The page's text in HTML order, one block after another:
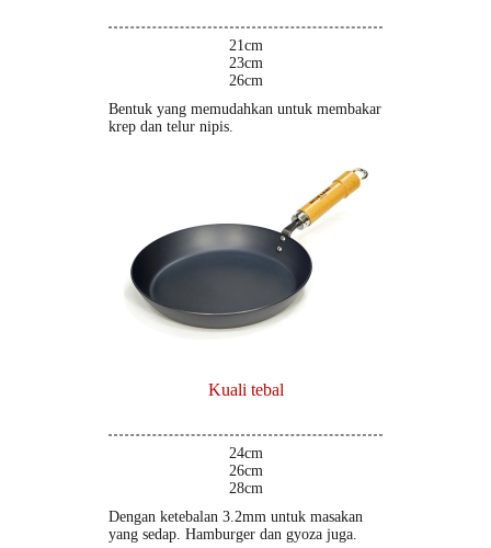
21cm
23cm
26cm
Bentuk yang memudahkan untuk membakar
krep dan telur nipis.
Kuali tebal
24cm
26cm
28cm
Dengan ketebalan 3.2mm untuk masakan
yang sedap. Hamburger dan gyoza juga.